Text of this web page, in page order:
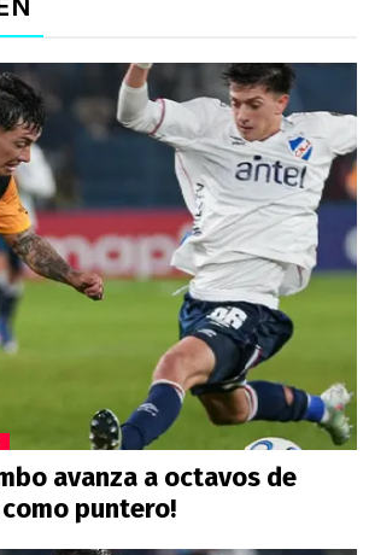
avanza a octavos de
puntero!